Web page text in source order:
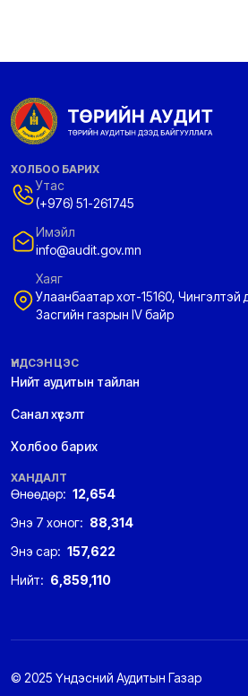
ХОЛБОО БАРИХ
Утас
(+976) 51-261745
Имэйл
info@audit.gov.mn
Хаяг
Улаанбаатар хот-15160, Чингэлтэй
Засгийн газрын IV байр
ҮНДСЭН ЦЭС
Нийт аудитын тайлан
Санал хүсэлт
Холбоо барих
ХАНДАЛТ
Өнөөдөр: 12,654
Энэ 7 хоног: 88,314
Энэ сар: 157,622
Нийт: 6,859,110
© 2025 Үндэсний Аудитын Газар